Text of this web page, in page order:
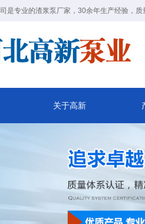
是专业的渣浆泵厂家，30余年生产经验，质
关于高新